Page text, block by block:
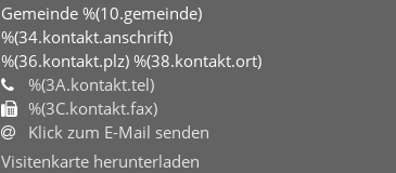
Gemeinde %(10.gemeinde)
%(34.kontakt.anschrift)
%(36.kontakt.plz) %(38.kontakt.ort)
%(3A.kontakt.tel)
%(3C.kontakt.fax)
Klick zum E-Mail senden
Visitenkarte herunterladen